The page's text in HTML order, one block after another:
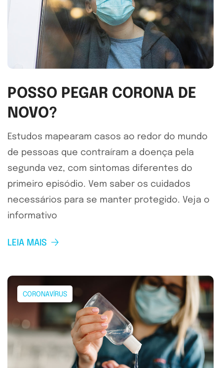
POSSO PEGAR CORONA DE
NOVO?
Estudos mapearam casos ao redor do mundo
de pessoas que contraíram a doença pela
segunda vez, com sintomas diferentes do
primeiro episódio. Vem saber os cuidados
necessários para se manter protegido. Veja o
informativo
LEIA MAIS
CORONAVÍRUS